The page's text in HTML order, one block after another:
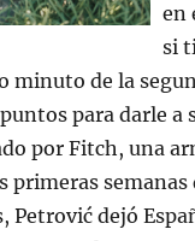
en
si
minuto de la
para darle a
por Fitch, una
semanas
dejó